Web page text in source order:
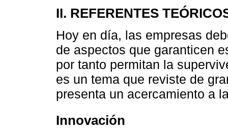
II. REFERENTES
Hoy en día, las empresas
de aspectos que garanticen
por tanto permitan la
es un tema que reviste de
presenta un acercamiento a
Innovación